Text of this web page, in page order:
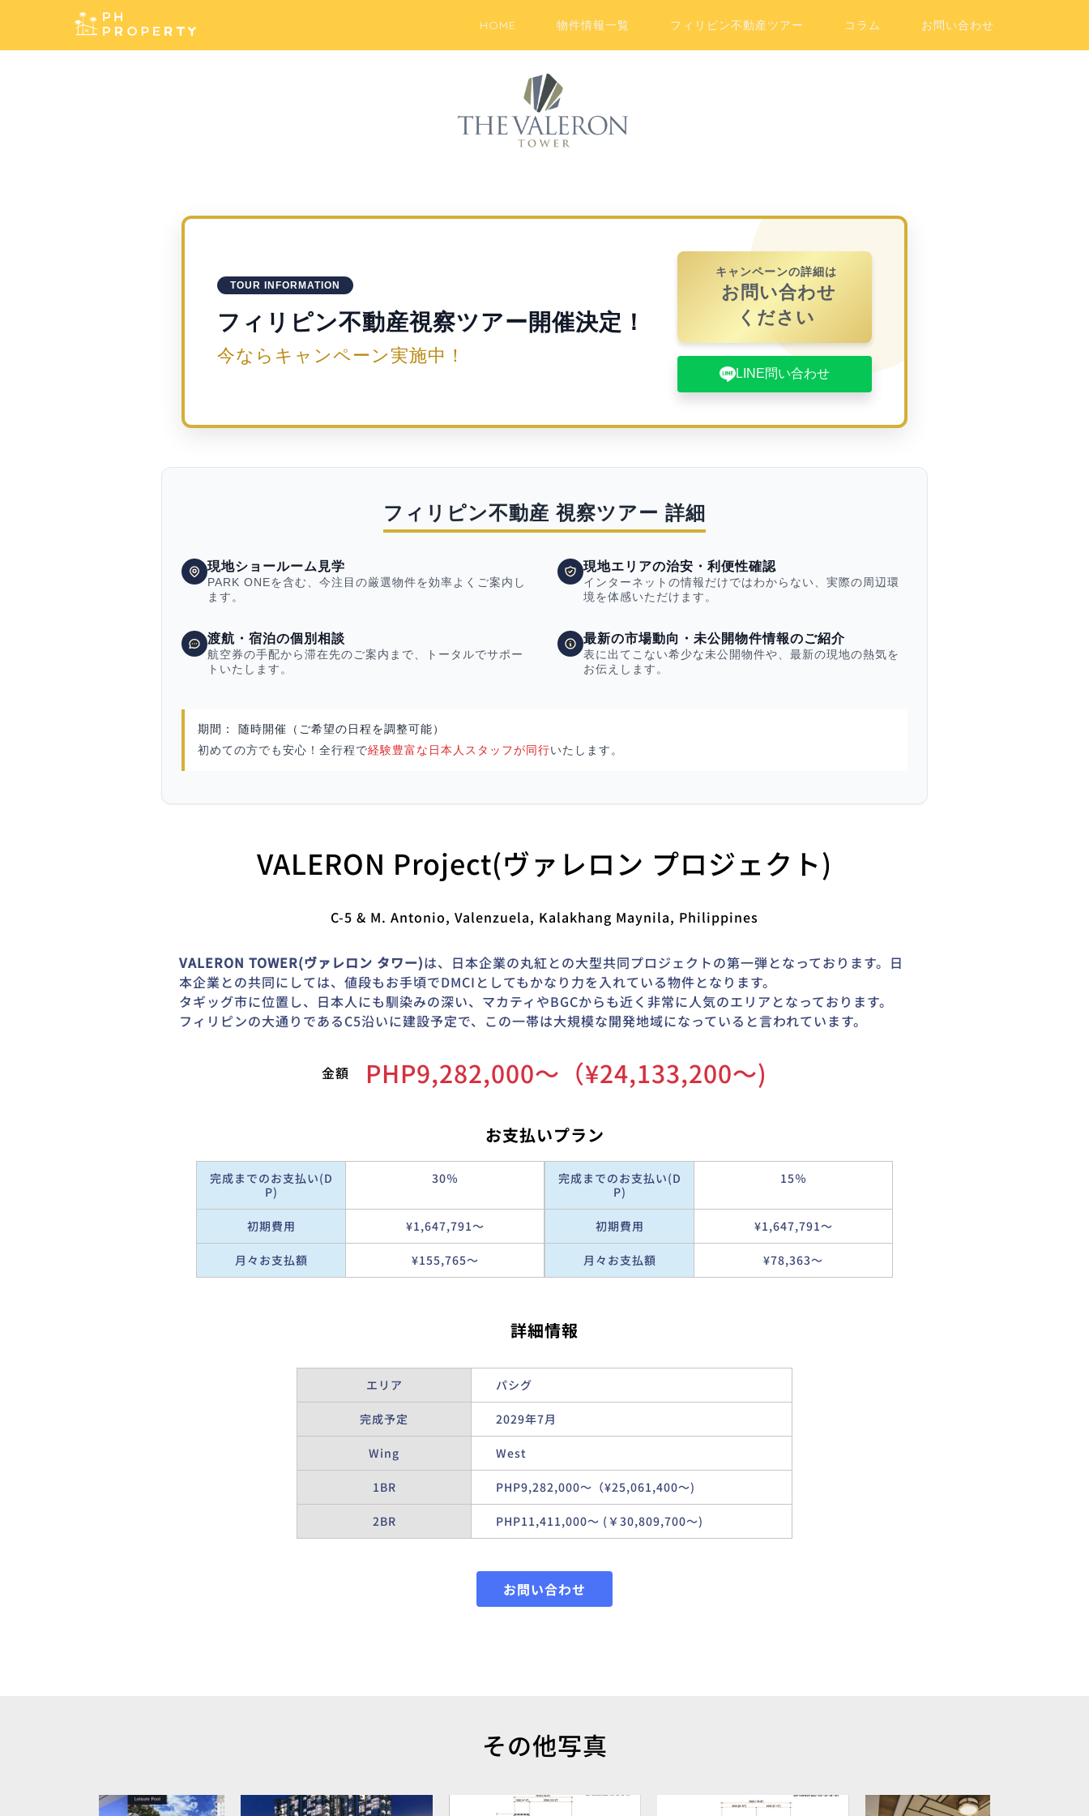
HOME 物件情報一覧 フィリピン不動産ツアー コラム お問い合わせ
TOUR INFORMATION
フィリピン不動産視察ツアー開催決定！
LINE問い合わせ
フィリピン不動産 視察ツアー 詳細
現地ショールーム見学
PARK ONEを含む、今注目の厳選物件を効率よくご案内し
ます。
現地エリアの治安・利便性確認
インターネットの情報だけではわからない、実際の周辺環
境を体感いただけます。
渡航・宿泊の個別相談
航空券の手配から滞在先のご案内まで、トータルでサポー
トいたします。
最新の市場動向・未公開物件情報のご紹介
表に出てこない希少な未公開物件や、最新の現地の熱気を
お伝えします。
期間： 随時開催（ご希望の日程を調整可能）
初めての方でも安心！全行程で経験豊富な日本人スタッフが同行いたします。
VALERON Project(ヴァレロン プロジェクト)
C-5 & M. Antonio, Valenzuela, Kalakhang Maynila, Philippines
VALERON TOWER(ヴァレロン タワー)は、日本企業の丸紅との大型共同プロジェクトの第一弾となっております。日
本企業との共同にしては、値段もお手頃でDMCIとしてもかなり力を入れている物件となります。
タギッグ市に位置し、日本人にも馴染みの深い、マカティやBGCからも近く 非常に人気のエリア となっております。
フィリピンの大通りであるC5沿いに建設予定で、この一帯は大規模な開発地域になっていると言われています。
金額 PHP9,282,000〜（¥24,133,200〜)
お支払いプラン
完成までのお支払い(D
P)
30％
初期費用 ¥1,647,791〜
月々お支払額 ¥155,765〜
完成までのお支払い(D
P)
15％
初期費用 ¥1,647,791〜
月々お支払額 ¥78,363〜
詳細情報
エリア パシグ
完成予定 2029年7月
Wing West
1BR PHP9,282,000〜（¥25,061,400〜)
2BR PHP11,411,000〜 (￥30,809,700〜)
お問い合わせ
その他写真